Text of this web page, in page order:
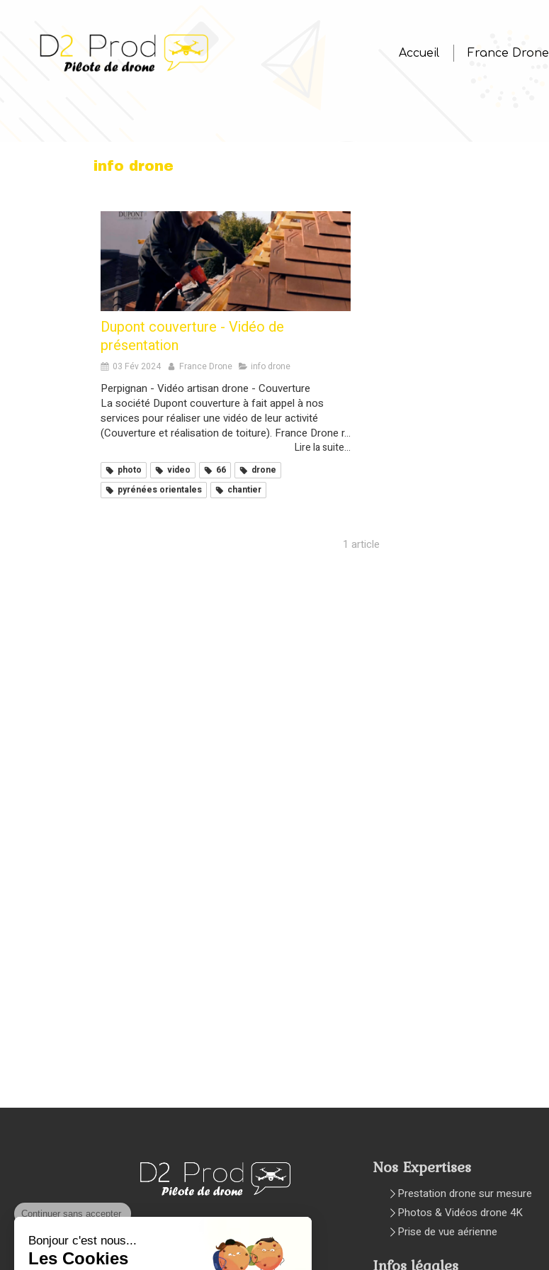
Accueil France Drone
info drone
Dupont couverture - Vidéo de
présentation
03 Fév 2024 France Drone info drone
Perpignan - Vidéo artisan drone - Couverture
La société Dupont couverture à fait appel à nos
services pour réaliser une vidéo de leur activité
(Couverture et réalisation de toiture). France Drone r...
Lire la suite...
photo video 66
drone
pyrénées orientales
chantier
1 article
FRANCE DRONE
Nos Expertises
Prestation drone sur mesure
Photos & Vidéos drone 4K
Prise de vue aérienne
Infos légales
Continuer sans accepter
Bonjour c'est nous...
Les Cookies